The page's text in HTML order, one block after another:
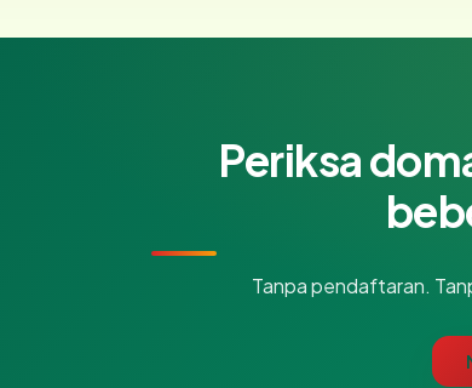
Periksa
Tanpa pendaftaran.